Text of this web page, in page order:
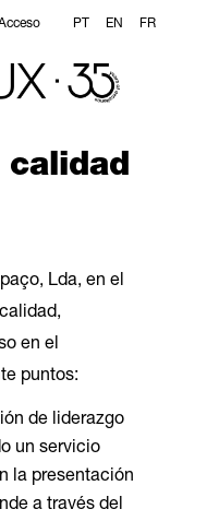
PT EN FR
Lda, en el
en el
puntos:
de liderazgo
un servicio
la presentación
a través del